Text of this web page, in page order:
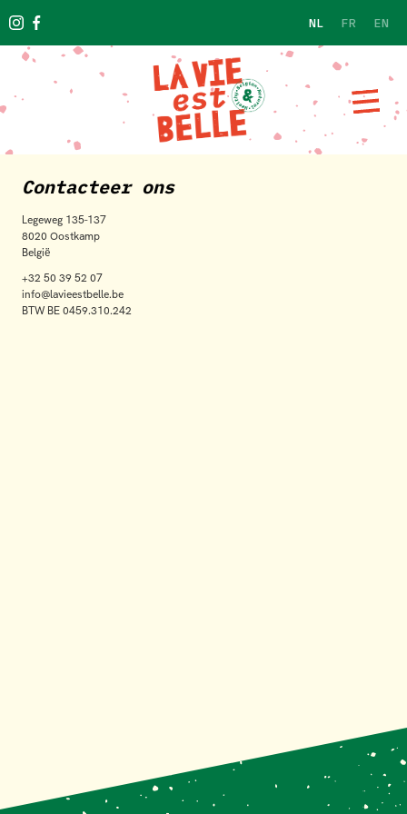
NL FR EN
Contacteer ons
Legeweg 135-137
8020 Oostkamp
België
+32 50 39 52 07
info@lavieestbelle.be
BTW BE 0459.310.242